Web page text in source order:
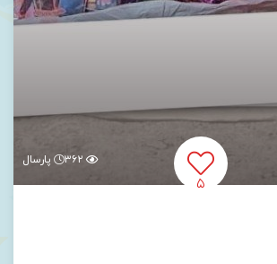
۳۶۲ پارسال
۵